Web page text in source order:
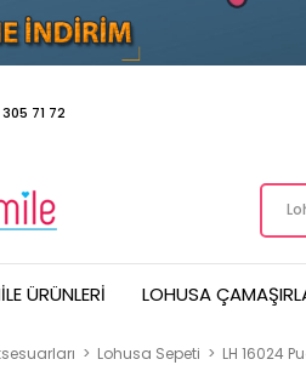
71 72
ÜRÜNLERI LOHUSA
> Lohusa Sepeti > LH 16024